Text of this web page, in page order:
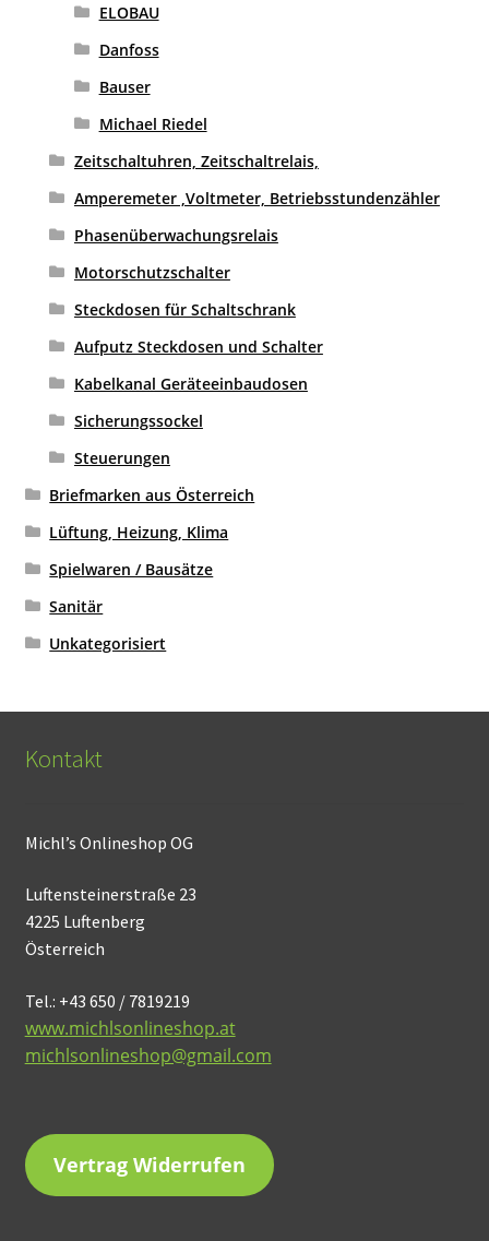
ELOBAU
Danfoss
Bauser
Michael Riedel
Zeitschaltuhren, Zeitschaltrelais,
Amperemeter ,Voltmeter, Betriebsstundenzähler
Phasenüberwachungsrelais
Motorschutzschalter
Steckdosen für Schaltschrank
Aufputz Steckdosen und Schalter
Kabelkanal Geräteeinbaudosen
Sicherungssockel
Steuerungen
Briefmarken aus Österreich
Lüftung, Heizung, Klima
Spielwaren / Bausätze
Sanitär
Unkategorisiert
Kontakt
Michl’s Onlineshop OG
Luftensteinerstraße 23
4225 Luftenberg
Österreich
Tel.: +43 650 / 7819219
www.michlsonlineshop.at
michlsonlineshop@gmail.com
Vertrag Widerrufen